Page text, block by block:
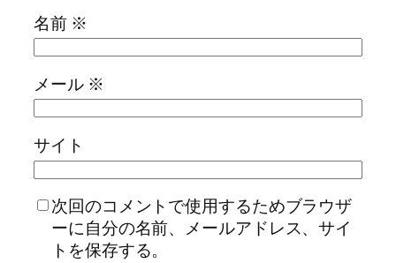
名前 ※
メール ※
サイト
次回のコメントで使用するためブラウザ
ーに自分の名前、メールアドレス、サイ
トを保存する。